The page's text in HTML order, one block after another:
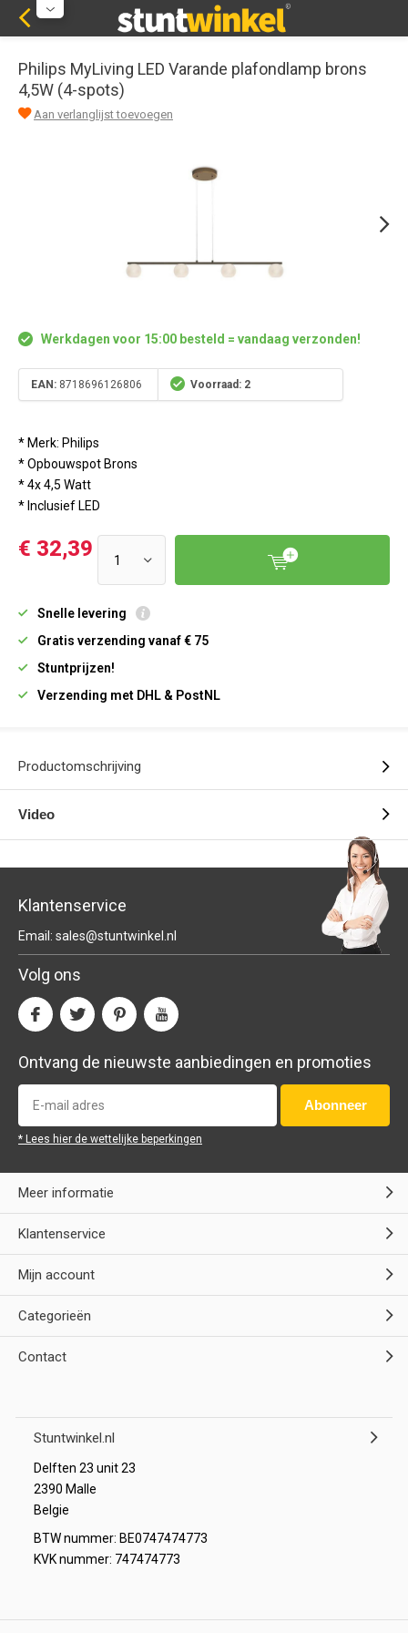
Philips MyLiving LED Varande plafondlamp brons
4,5W (4-spots)
Aan verlanglijst toevoegen
Werkdagen voor 15:00 besteld = vandaag verzonden!
EAN: 8718696126806 Voorraad: 2
* Merk: Philips
* Opbouwspot Brons
* 4x 4,5 Watt
* Inclusief LED
€ 32,39
Snelle levering
Gratis verzending vanaf € 75
Stuntprijzen!
Verzending met DHL & PostNL
Productomschrijving
Video
Klantenservice
Email: sales@stuntwinkel.nl
Volg ons
Ontvang de nieuwste aanbiedingen en promoties
Abonneer
* Lees hier de wettelijke beperkingen
Meer informatie
Klantenservice
Mijn account
Categorieën
Contact
Stuntwinkel.nl
Delften 23 unit 23
2390 Malle
Belgie
BTW nummer: BE0747474773
KVK nummer: 747474773